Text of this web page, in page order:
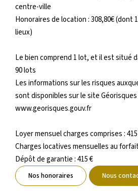
CONTACT
Mentions
ESPACE
centre-ville
Honoraires de location : 308,80€ (dont
lieux)
Le bien comprend 1 lot, et il est situé
90 lots
Les informations sur les risques
sont disponibles sur le site Géorisques
www.georisques.gouv.fr
Loyer mensuel charges comprises :
Charges locatives mensuelles au
Dépôt de garantie : 415 €
Nos honoraires Nous